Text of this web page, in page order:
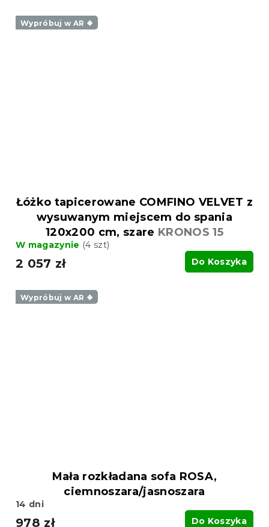
Wypróbuj w AR ❖
Łóżko tapicerowane COMFINO VELVET z
wysuwanym miejscem do spania
120x200 cm, szare KRONOS 15
W magazynie (4 szt)
2 057 zł Do Koszyka
Wypróbuj w AR ❖
Mała rozkładana sofa ROSA,
ciemnoszara/jasnoszara
14 dni
978 zł Do Koszyka